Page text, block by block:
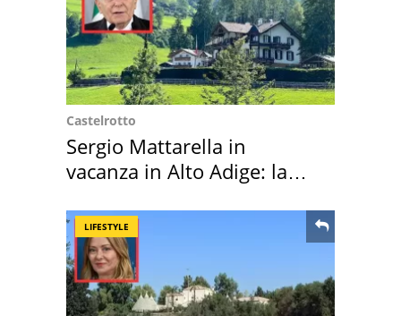
Castelrotto
Sergio Mattarella in
vacanza in Alto Adige: la
LIFESTYLE